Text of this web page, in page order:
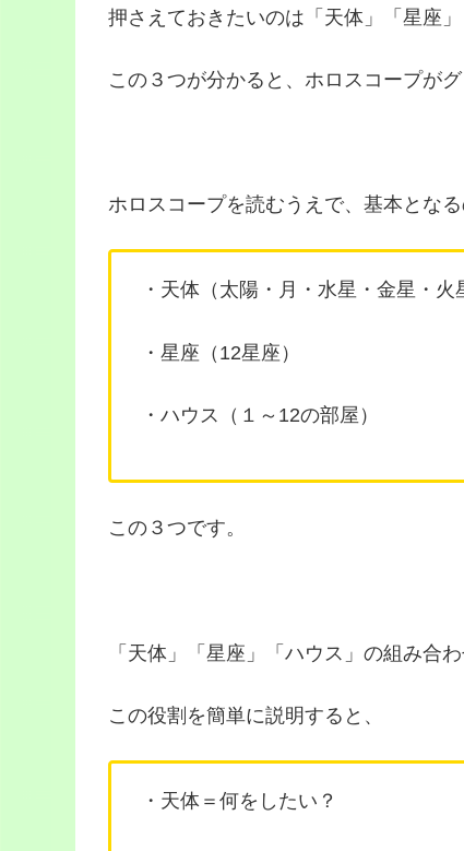
押さえておきたいのは「天体」「星座」
この３つが分かると、ホロスコープが
ホロスコープを読むうえで、基本とな
・天体（太陽・月・水星・金星・
・星座（12星座）
・ハウス（１～12の部屋）
この３つです。
「天体」「星座」「ハウス」の組み合
この役割を簡単に説明すると、
・天体＝何をしたい？